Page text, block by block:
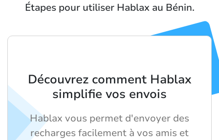
Étapes pour utiliser Hablax au Bénin.
Découvrez comment Hablax
simplifie vos envois
Hablax vous permet d'envoyer des
recharges facilement à vos amis et